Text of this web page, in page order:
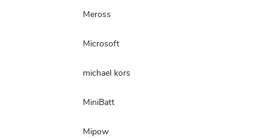
Meross
Microsoft
michael kors
MiniBatt
Mipow